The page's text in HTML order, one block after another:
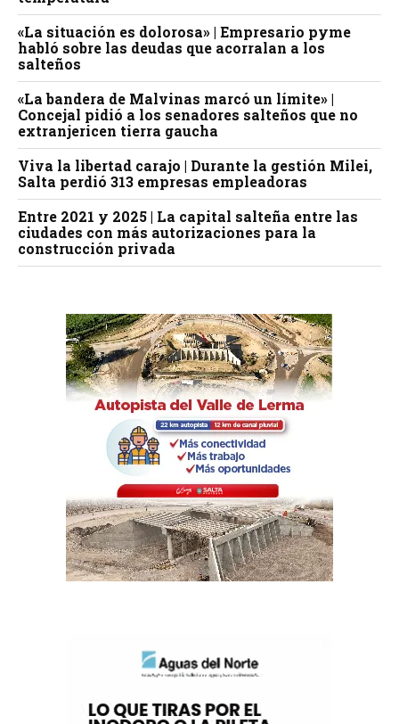
«La situación es dolorosa» | Empresario pyme
habló sobre las deudas que acorralan a los
salteños
«La bandera de Malvinas marcó un límite» |
Concejal pidió a los senadores salteños que no
extranjericen tierra gaucha
Viva la libertad carajo | Durante la gestión Milei,
Salta perdió 313 empresas empleadoras
Entre 2021 y 2025 | La capital salteña entre las
ciudades con más autorizaciones para la
construcción privada